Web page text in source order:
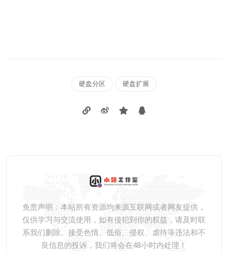
硬盘分区 硬盘扩展
免责声明：本站所有资源均来源互联网或者网友提供，
仅供学习与交流使用，如有侵犯到你的权益，请及时联
系我们删除。接受色情、低俗、侵权、虐待等违法和不
良信息的投诉，我们将会在48小时内处理！